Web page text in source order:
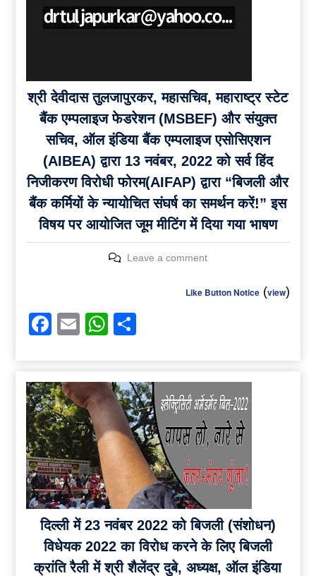
श्री देवीदास तुलजापुरकर, महासचिव, महाराष्ट्र स्टेट
बैंक एम्पलाइज फेडरेशन (MSBEF) और संयुक्त
सचिव, ऑल इंडिया बैंक एम्पलाइज एसोसिएशन
(AIBEA) द्वारा 13 नवंबर, 2022 को सर्व हिंद
निजीकरण विरोधी फोरम(AIFAP) द्वारा “बिजली और
बैंक कर्मियों के न्यायोचित संघर्ष का समर्थन करें!” इस
विषय पर आयोजित जूम मीटिंग में दिया गया भाषण
Leave a comment
Like Button Notice (view)
Facebook
EmailWhatsApp
दिल्ली में 23 नवंबर 2022 को बिजली (संशोधन)
विधेयक 2022 का विरोध करने के लिए बिजली
क्रांति रैली में श्री शैलेंद्र दुबे, अध्यक्ष, ऑल इंडिया